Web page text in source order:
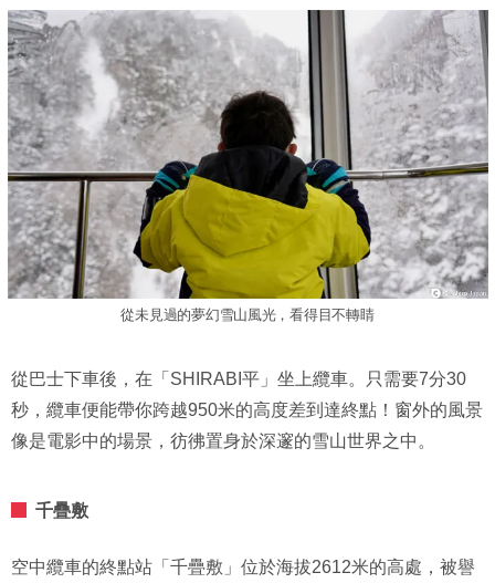
從未見過的夢幻雪山風光，看得目不轉睛
從巴士下車後，在「SHIRABI平」坐上纜車。只需要7分30
秒，纜車便能帶你跨越950米的高度差到達終點！窗外的風景
像是電影中的場景，彷彿置身於深邃的雪山世界之中。
千疊敷
空中纜車的終點站「千疊敷」位於海拔2612米的高處，被譽